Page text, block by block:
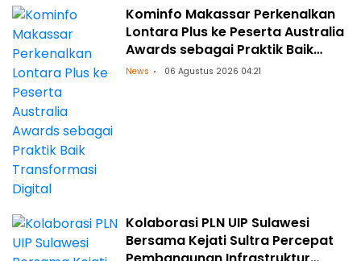
Kominfo Makassar Perkenalkan
Lontara Plus ke Peserta Australia
Awards sebagai Praktik Baik
Transformasi Digital
News 06 Agustus 2026 04:21
Kolaborasi PLN UIP Sulawesi
Bersama Kejati Sultra Percepat